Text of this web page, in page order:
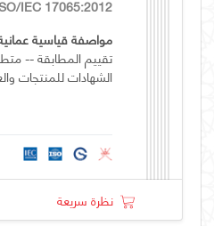
IEC 17065:2012
مواصفة قياسية
تقييم المطابقة --
الشهادات للمنتجات
نظرة سريعة